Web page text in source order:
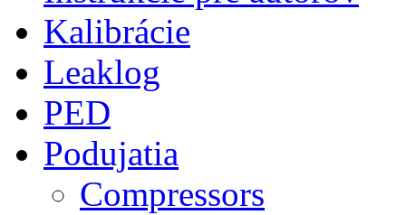
Kalibrácie
Leaklog
PED
Podujatia
Compressors